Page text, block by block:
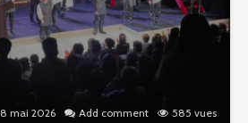
8 mai 2026 Add comment 585 vues